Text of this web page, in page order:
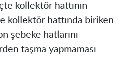
kollektör hattının
kollektör hattında biriken
şebeke hatlarını
taşma yapmaması